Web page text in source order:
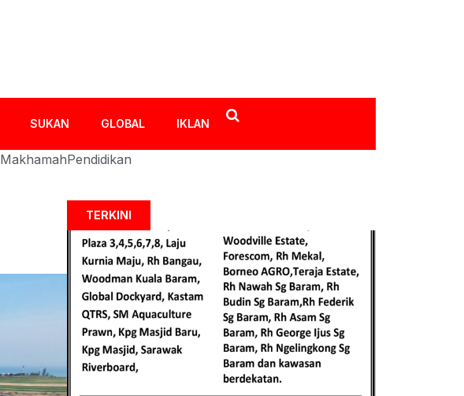
SUKAN GLOBAL IKLAN
MakhamahPendidikan
TERKINI